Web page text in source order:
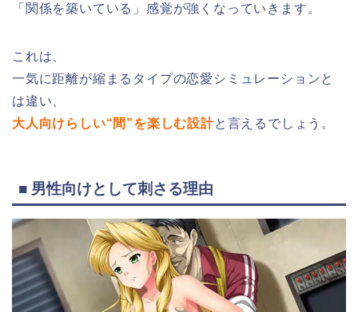
「関係を築いている」感覚が強くなっていきます。
これは、
一気に距離が縮まるタイプの恋愛シミュレーションと
は違い、
大人向けらしい“間”を楽しむ設計と言えるでしょう。
■ 男性向けとして刺さる理由